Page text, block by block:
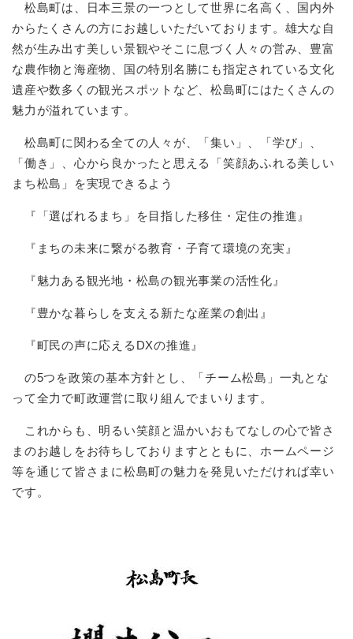
松島町は、日本三景の一つとして世界に名高く、国内外
からたくさんの方にお越しいただいております。雄大な自
然が生み出す美しい景観やそこに息づく人々の営み、豊富
な農作物と海産物、国の特別名勝にも指定されている文化
遺産や数多くの観光スポットなど、松島町にはたくさんの
魅力が溢れています。
松島町に関わる全ての人々が、「集い」、「学び」、
「働き」、心から良かったと思える「笑顔あふれる美しい
まち松島」を実現できるよう
『「選ばれるまち」を目指した移住・定住の推進』
『まちの未来に繋がる教育・子育て環境の充実』
『魅力ある観光地・松島の観光事業の活性化』
『豊かな暮らしを支える新たな産業の創出』
『町民の声に応えるDXの推進』
の5つを政策の基本方針とし、「チーム松島」一丸とな
って全力で町政運営に取り組んでまいります。
これからも、明るい笑顔と温かいおもてなしの心で皆さ
まのお越しをお待ちしておりますとともに、ホームページ
等を通じて皆さまに松島町の魅力を発見いただければ幸い
です。